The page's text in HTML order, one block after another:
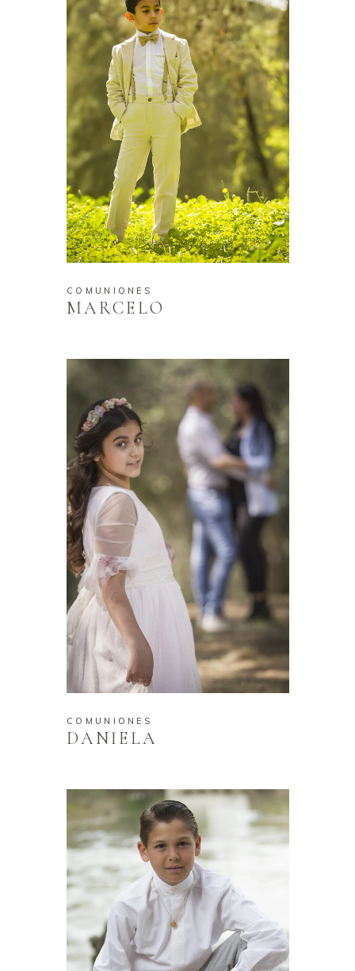
COMUNIONES
MARCELO
COMUNIONES
DANIELA